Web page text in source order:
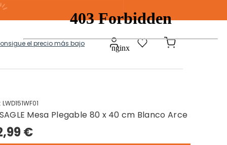
el precio más bajo
Modulares
LWD151WF01
Mesa Plegable 80 x 40 cm Blanco Arce
€